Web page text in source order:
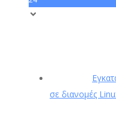
σε διανομές